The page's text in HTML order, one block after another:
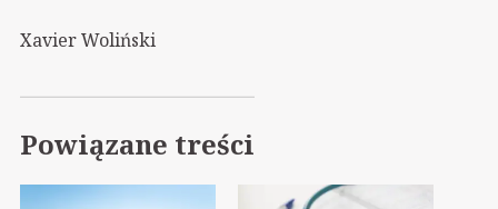
Xavier Woliński
Powiązane treści